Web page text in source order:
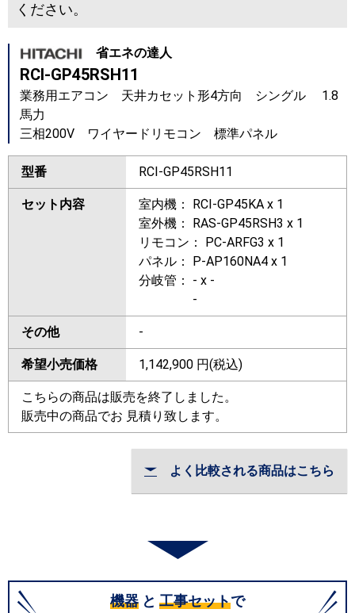
ください。
省エネの達人
RCI-GP45RSH11
業務用エアコン 天井カセット形4方向 シングル 1.8
馬力
三相200V ワイヤードリモコン 標準パネル
型番 RCI-GP45RSH11
セット内容
室内機： RCI-GP45KA x 1
室外機： RAS-GP45RSH3 x 1
リモコン： PC-ARFG3 x 1
パネル： P-AP160NA4 x 1
分岐管： - x -
-
その他 -
希望小売価格 1,142,900 円(税込)
こちらの商品は販売を終了しました。
販売中の商品でお 見積り致します。
よく比較される商品はこちら
機器 と 工事セットで